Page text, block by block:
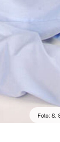
Foto: S.